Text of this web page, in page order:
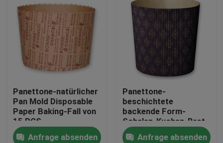
Treten Sie mit uns in Verbindung
Nachrichten
Aluminiumbackblech
Aluminium-Pizzapfanne
Panettone-natürlicher
Pan Mold Disposable
Paper Baking-Fall von
15 PCS
Anfrage absenden
Panettone-
beschichtete
backende Form-
Schalen-Kuchen-Brot-
Papiermikrowelle
Anfrage absenden